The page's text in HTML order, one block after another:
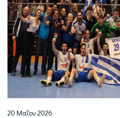
20 Μαΐου 2026